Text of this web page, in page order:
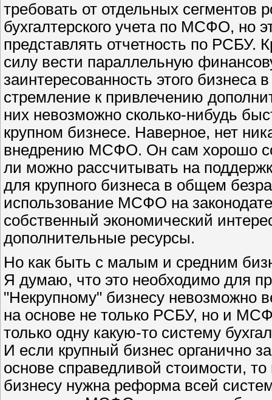
требовать от отдельных сегментов
бухгалтерского учета по МСФО, но
представлять отчетность по РСБУ.
силу вести параллельную
заинтересованность этого
стремление к привлечению
них невозможно сколько-нибудь
крупном бизнесе. Наверное, нет
внедрению МСФО. Он сам хорошо
ли можно рассчитывать на
для крупного бизнеса в общем
использование МСФО на
собственный экономический
дополнительные ресурсы.
Но как быть с малым и средним
Я думаю, что это необходимо для
"Некрупному" бизнесу невозможно
на основе не только РСБУ, но и
только одну какую-то систему
И если крупный бизнес органично
основе справедливой стоимости,
бизнесу нужна реформа всей